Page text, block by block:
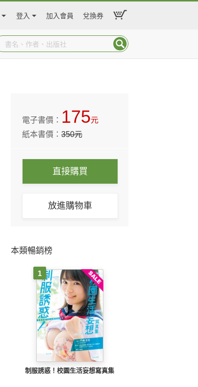
登入 加入會員 兌換券
電子書價： 175元
紙本書價：350元
直接購買
放進購物車
本類暢銷榜
1
制服誘惑！校園生活妄想寫真集